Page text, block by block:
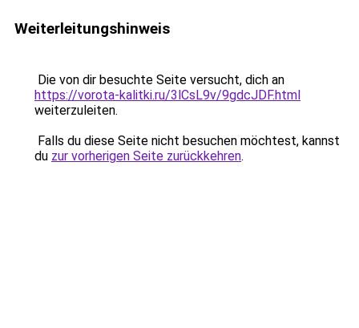
Weiterleitungshinweis
Die von dir besuchte Seite versucht, dich an
https://vorota-kalitki.ru/3lCsL9v/9gdcJDF.html
weiterzuleiten.
Falls du diese Seite nicht besuchen möchtest, kannst
du zur vorherigen Seite zurückkehren.